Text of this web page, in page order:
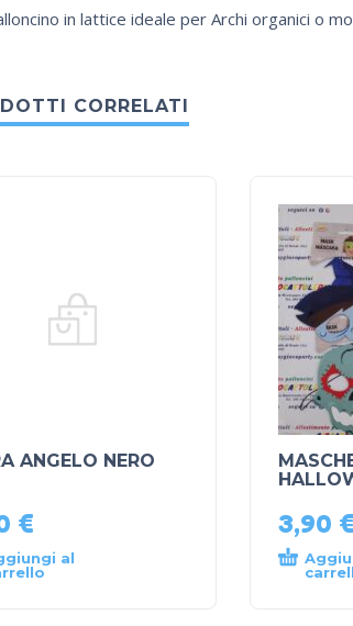
in lattice ideale per Archi organici o
CORRELATI
ANGELO NERO
€
al
3,90 €